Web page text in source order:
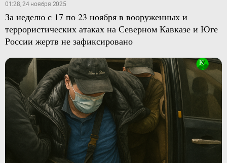
01:28, 24 ноября 2025
За неделю с 17 по 23 ноября в вооруженных и
террористических атаках на Северном Кавказе и Юге
России жертв не зафиксировано